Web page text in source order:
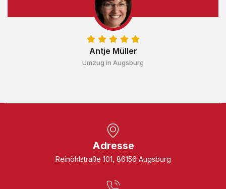
Antje Müller
Umzug in Augsburg
Adresse
Reinöhlstraße 101, 86156 Augsburg